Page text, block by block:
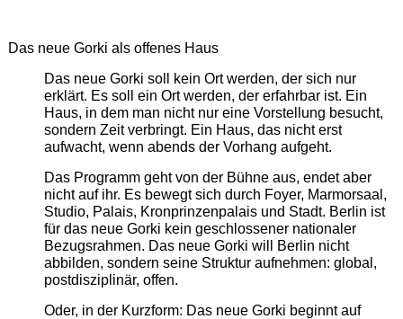
Das neue Gorki als offenes Haus
Das neue Gorki soll kein Ort werden, der sich nur
erklärt. Es soll ein Ort werden, der erfahrbar ist. Ein
Haus, in dem man nicht nur eine Vorstellung besucht,
sondern Zeit verbringt. Ein Haus, das nicht erst
aufwacht, wenn abends der Vorhang aufgeht.
Das Programm geht von der Bühne aus, endet aber
nicht auf ihr. Es bewegt sich durch Foyer, Marmorsaal,
Studio, Palais, Kronprinzenpalais und Stadt. Berlin ist
für das neue Gorki kein geschlossener nationaler
Bezugsrahmen. Das neue Gorki will Berlin nicht
abbilden, sondern seine Struktur aufnehmen: global,
postdisziplinär, offen.
Oder, in der Kurzform: Das neue Gorki beginnt auf